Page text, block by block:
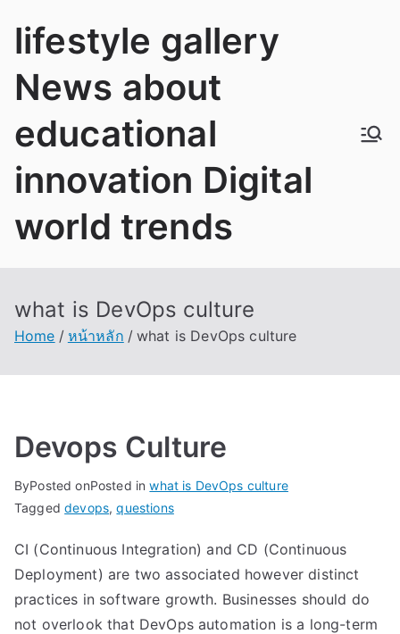
lifestyle gallery
News about
educational
innovation Digital
world trends
what is DevOps culture
Home หน้าหลัก what is DevOps culture
Devops Culture
ByPosted onPosted inwhat is DevOps culture
Taggeddevops,questions
CI (Continuous Integration) and CD (Continuous
Deployment) are two associated however distinct
practices in software growth. Businesses should do
not overlook that DevOps automation is a long-term